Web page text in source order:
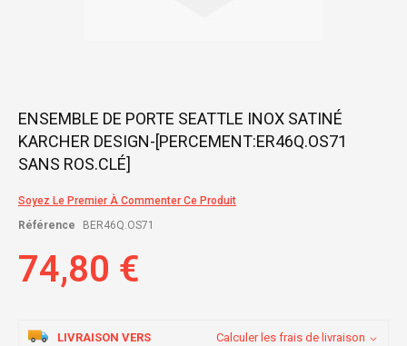
Skip
the
beginning
images
gallery
ENSEMBLE DE PORTE SEATTLE INOX SATINÉ
KARCHER DESIGN-[PERCEMENT:ER46Q.OS71
SANS ROS.CLÉ]
Soyez Le Premier À Commenter Ce Produit
Référence
BER46Q.OS71
74,80 €
LIVRAISON VERS Calculer les frais de livraison